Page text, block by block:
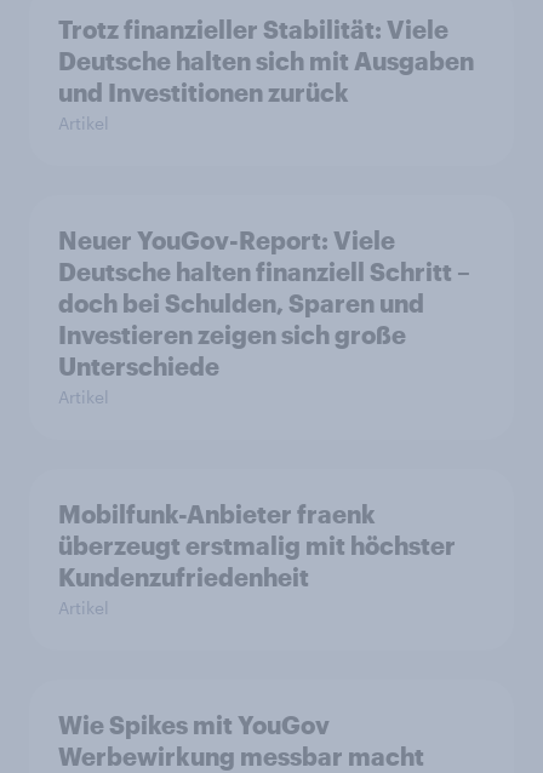
Trotz finanzieller Stabilität: Viele
Deutsche halten sich mit Ausgaben
und Investitionen zurück
Artikel
Neuer YouGov-Report: Viele
Deutsche halten finanziell Schritt –
doch bei Schulden, Sparen und
Investieren zeigen sich große
Unterschiede
Artikel
Mobilfunk-Anbieter fraenk
überzeugt erstmalig mit höchster
Kundenzufriedenheit
Artikel
Wie Spikes mit YouGov
Werbewirkung messbar macht